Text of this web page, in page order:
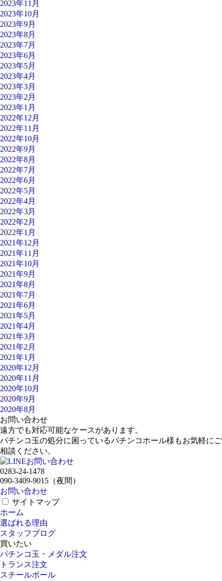
2023年11月
2023年10月
2023年9月
2023年8月
2023年7月
2023年6月
2023年5月
2023年4月
2023年3月
2023年2月
2023年1月
2022年12月
2022年11月
2022年10月
2022年9月
2022年8月
2022年7月
2022年6月
2022年5月
2022年4月
2022年3月
2022年2月
2022年1月
2021年12月
2021年11月
2021年10月
2021年9月
2021年8月
2021年7月
2021年6月
2021年5月
2021年4月
2021年3月
2021年2月
2021年1月
2020年12月
2020年11月
2020年10月
2020年9月
2020年8月
お問い合わせ
遠方でも対応可能なケースがあります。
パチンコ玉の処分に困っているパチンコホール様もお気軽にご
相談ください。
0283-24-1478
090-3409-9015 （夜間）
お問い合わせ
サイトマップ
ホーム
選ばれる理由
スタッフブログ
買いたい
パチンコ玉・メダル注文
トランス注文
スチールボール